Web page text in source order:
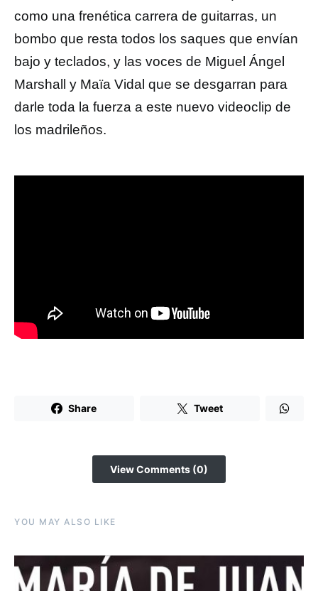
como una frenética carrera de guitarras, un
bombo que resta todos los saques que envían
bajo y teclados, y las voces de Miguel Ángel
Marshall y Maïa Vidal que se desgarran para
darle toda la fuerza a este nuevo videoclip de
los madrileños.
Share Tweet
View Comments (0)
YOU MAY ALSO LIKE